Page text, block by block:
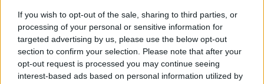
If you wish to opt-out of the sale, sharing to third parties, or
processing of your personal or sensitive information for
targeted advertising by us, please use the below opt-out
section to confirm your selection. Please note that after your
opt-out request is processed you may continue seeing
interest-based ads based on personal information utilized by
οικογενειακής ζωής) και με το άρθρο 7 του Χάρτη
Θεμελιωδών Δικαιωμάτων της ΕΕ (σεβασμός της
ιδιωτικής και οικογενειακής ζωής).
»Η επαναφορά σε ισχύ και βελτίωση του